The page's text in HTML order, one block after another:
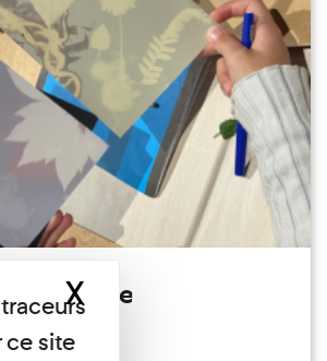
XMasquer le